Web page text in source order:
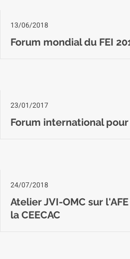
13/06/2018
Forum mondial du FEI
23/01/2017
Forum international pour
24/07/2018
Atelier JVI-OMC sur
la CEECAC